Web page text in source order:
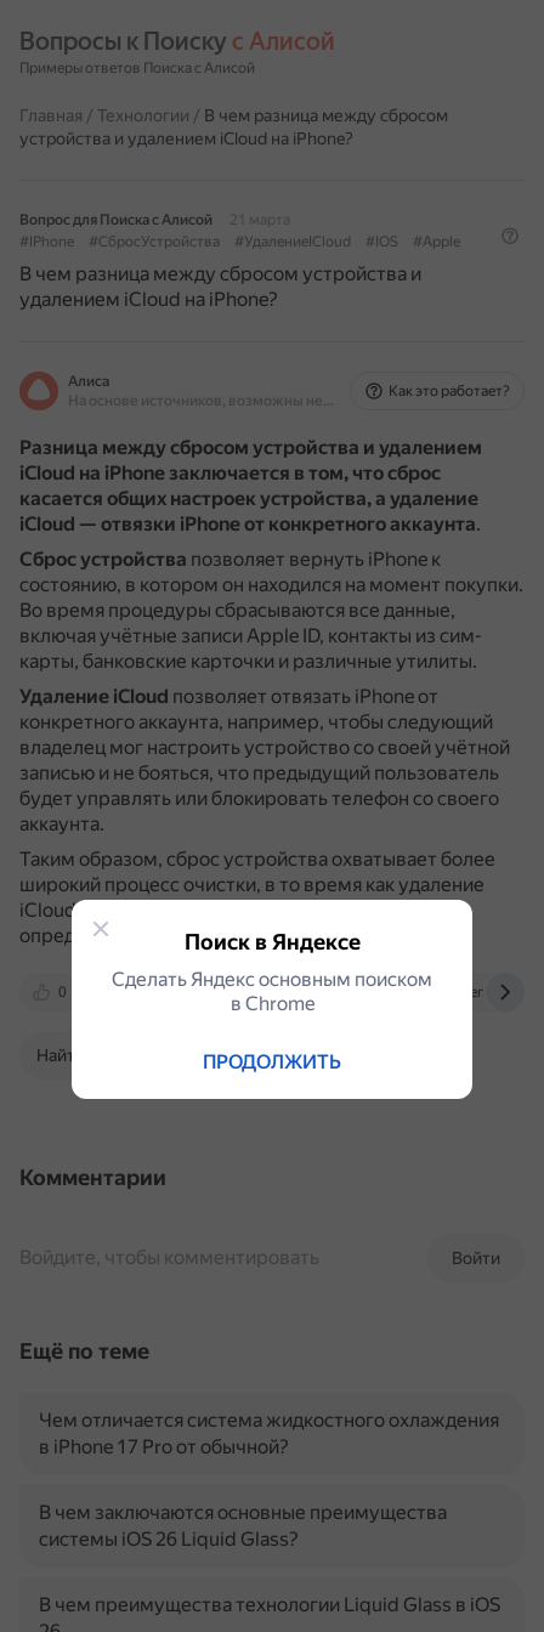
Вопросы к Поиску с Алисой
Примеры ответов Поиска с Алисой
Главная / Технологии / В чем разница между сбросом
устройства и удалением iCloud на iPhone?
Вопрос для Поиска с Алисой
21 марта
#IPhone
#СбросУстройства #УдалениеICloud #IOS #Apple
В чем разница между сбросом устройства и
удалением iCloud на iPhone?
Алиса
На основе источников, возможны неточности
Как это работает?
Разница между сбросом устройства и удалением
iCloud на iPhone заключается в том, что сброс
касается общих настроек устройства, а удаление
iCloud — отвязки iPhone от конкретного аккаунта.
Сброс устройства позволяет вернуть iPhone к
состоянию, в котором он находился на момент покупки.
Во время процедуры сбрасываются все данные,
включая учётные записи Apple ID, контакты из сим-
карты, банковские карточки и различные утилиты.
Удаление iCloud позволяет отвязать iPhone от
конкретного аккаунта, например, чтобы следующий
владелец мог настроить устройство со своей учётной
записью и не бояться, что предыдущий пользователь
будет управлять или блокировать телефон со своего
аккаунта.
Таким образом, сброс устройства охватывает более
широкий процесс очистки, в то время как удаление
iCloud фокусируется на отвязке iPhone от
определённого аккаунта.
0 remontka.pro dzen.ru
Найти в Поиске
Комментарии
Войти
Войдите, чтобы комментировать
Ещё по теме
Чем отличается система жидкостного охлаждения
в iPhone 17 Pro от обычной?
В чем заключаются основные преимущества
системы iOS 26 Liquid Glass?
В чем преимущества технологии Liquid Glass в iOS
Поиск в Яндексе
Сделать Яндекс основным поиском
в Сhrome
ПРОДОЛЖИТЬ